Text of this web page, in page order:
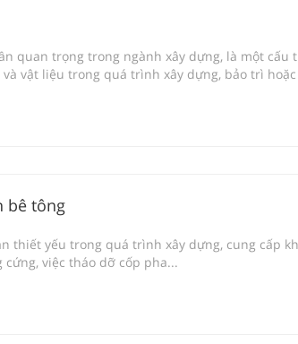
quan trọng trong ngành xây dựng, là một cấu
vật liệu trong quá trình xây dựng, bảo trì hoặc
bê tông
thiết yếu trong quá trình xây dựng, cung cấp
việc tháo dỡ cốp pha...